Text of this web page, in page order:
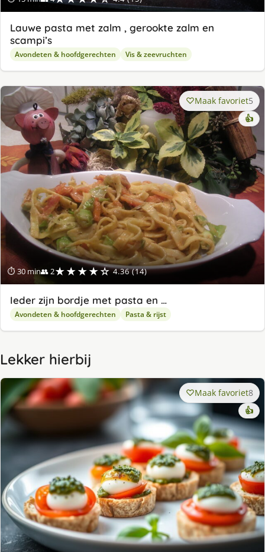
Lauwe pasta met zalm , gerookte zalm en
scampi’s
Avondeten & hoofdgerechten Vis & zeevruchten
⏱ 30 min👥 2★★★★☆ 4.36 (14)
Maak favoriet5
👍
Ieder zijn bordje met pasta en …
Avondeten & hoofdgerechten Pasta & rijst
Lekker hierbij
Maak favoriet8
👍